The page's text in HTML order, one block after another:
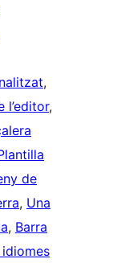
l’editor
de
, Una
, Barra